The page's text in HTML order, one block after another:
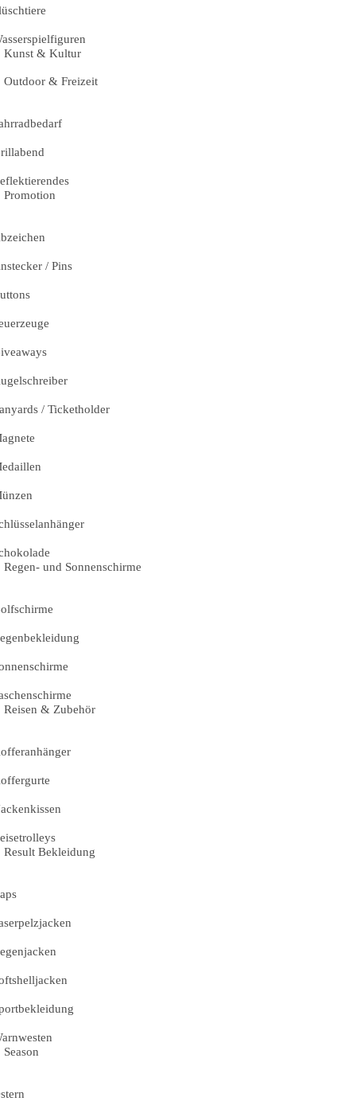
Kunst & Kultur
Outdoor & Freizeit
Promotion
/ Pins
/ Ticketholder
Regen- und Sonnenschirme
Reisen & Zubehör
Result Bekleidung
Season